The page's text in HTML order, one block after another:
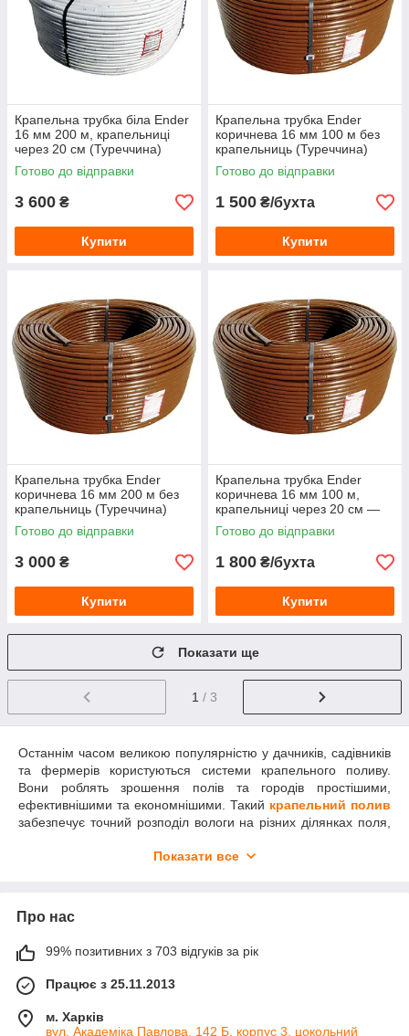
Крапельна трубка біла Ender
16 мм 200 м, крапельниці
через 20 см (Туреччина)
Готово до відправки
3 600 ₴
Купити
Крапельна трубка Ender
коричнева 16 мм 100 м без
крапельниць (Туреччина)
Готово до відправки
1 500 ₴/бухта
Купити
Крапельна трубка Ender
коричнева 16 мм 200 м без
крапельниць (Туреччина)
Готово до відправки
3 000 ₴
Купити
Крапельна трубка Ender
коричнева 16 мм 100 м,
крапельниці через 20 см —
трубка для крапельного
поливу (Туреччина)
Готово до відправки
1 800 ₴/бухта
Купити
Показати ще
1 / 3
Останнім часом великою популярністю у дачників, садівників
та фермерів користуються системи крапельного поливу.
Вони роблять зрошення полів та городів простішими,
ефективнішими та економнішими. Такий крапельний полив
забезпечує точний розподіл вологи на різних ділянках поля,
розмноження патогенних організмів. З ними не потрібно
– основний елемент цього обладнання, до вибору якого
потрібно поставитися максимально серйозно.
Крапельна трубка:
Виробниками випускається
(емітерами). Вони можуть мати різний крок отворів: 20, 33,
Показати все
Про нас
99% позитивних з 703 відгуків за рік
Працює з 25.11.2013
м. Харків
вул. Академіка Павлова, 142 Б, корпус 3, цокольний